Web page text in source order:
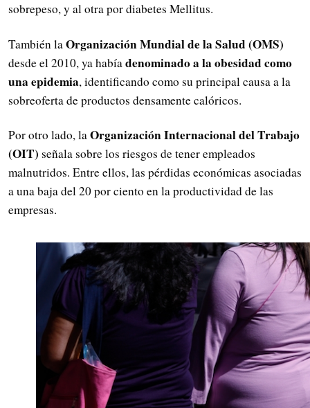
sobrepeso, y al otra por diabetes Mellitus.
También laOrganización Mundial de la Salud (OMS)
desde el 2010, ya habíadenominado a la obesidad como
una epidemia, identificando como su principal causa a la
sobreoferta de productos densamente calóricos.
Por otro lado, laOrganización Internacional del Trabajo
(OIT) señala sobre los riesgos de tener empleados
malnutridos. Entre ellos, las pérdidas económicas asociadas
a una baja del 20 por ciento en la productividad de las
empresas.